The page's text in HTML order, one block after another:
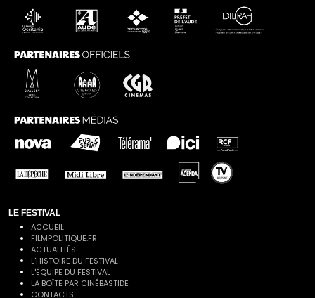
LE FESTIVAL
ACCUEIL
FILMPOLITIQUE.FR
ACTUALITÉS
L'HISTOIRE DU FESTIVAL
L'ÉQUIPE DU FESTIVAL
LA BOÎTE PAR CINÉBASTIDE
CONTACTS